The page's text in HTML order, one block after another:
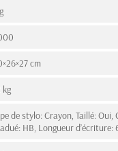
cm
kg
de stylo: Crayon, Taillé: Oui,
HB, Longueur d’écriture: